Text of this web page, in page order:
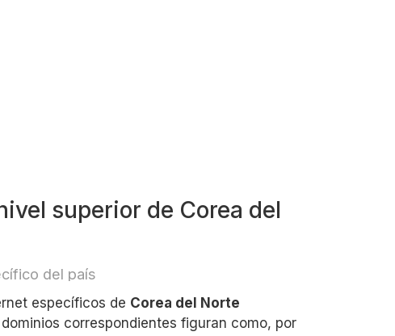
superior de Corea del
del país
específicos de Corea del Norte
correspondientes figuran como, por